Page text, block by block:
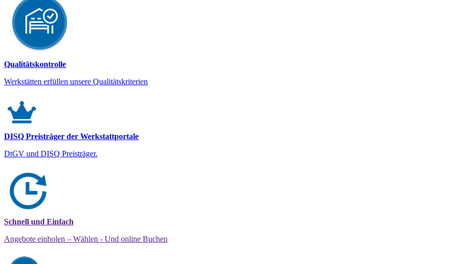
Qualitätskontrolle
Werkstätten erfüllen unsere Qualitätskriterien
DISQ Preisträger der Werkstattportale
DtGV und DISQ Preisträger.
Schnell und Einfach
Angebote einholen – Wählen - Und online Buchen